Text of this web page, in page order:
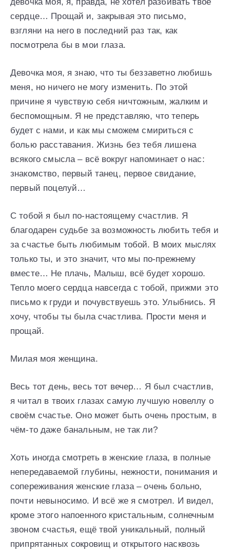
девочка моя, я, правда, не хотел разбивать твоё
сердце… Прощай и, закрывая это письмо,
взгляни на него в последний раз так, как
посмотрела бы в мои глаза.
Девочка моя, я знаю, что ты беззаветно любишь
меня, но ничего не могу изменить. По этой
причине я чувствую себя ничтожным, жалким и
беспомощным. Я не представляю, что теперь
будет с нами, и как мы сможем смириться с
болью расставания. Жизнь без тебя лишена
всякого смысла – всё вокруг напоминает о нас:
знакомство, первый танец, первое свидание,
первый поцелуй…
С тобой я был по-настоящему счастлив. Я
благодарен судьбе за возможность любить тебя и
за счастье быть любимым тобой. В моих мыслях
только ты, и это значит, что мы по-прежнему
вместе… Не плачь, Малыш, всё будет хорошо.
Тепло моего сердца навсегда с тобой, прижми это
письмо к груди и почувствуешь это. Улыбнись. Я
хочу, чтобы ты была счастлива. Прости меня и
прощай.
Милая моя женщина.
Весь тот день, весь тот вечер… Я был счастлив,
я читал в твоих глазах самую лучшую новеллу о
своём счастье. Оно может быть очень простым, в
чём-то даже банальным, не так ли?
Хоть иногда смотреть в женские глаза, в полные
непередаваемой глубины, нежности, понимания и
сопереживания женские глаза – очень больно,
почти невыносимо. И всё же я смотрел. И видел,
кроме этого напоенного кристальным, солнечным
звоном счастья, ещё твой уникальный, полный
припрятанных сокровищ и открытого насквозь